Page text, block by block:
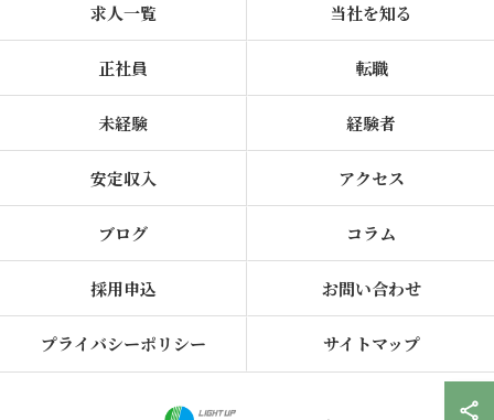
求人一覧 当社を知る
正社員 転職
未経験 経験者
安定収入 アクセス
ブログ コラム
採用申込 お問い合わせ
プライバシーポリシー サイトマップ